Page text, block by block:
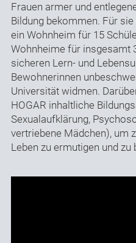
Frauen armer und
Bildung bekommen. Für
ein Wohnheim für 15
Wohnheime für insgesamt
sicheren Lern- und
Bewohnerinnen
Universität widmen.
HOGAR inhaltliche
Sexualaufklärung,
vertriebene Mädchen), um
Leben zu ermutigen und zu